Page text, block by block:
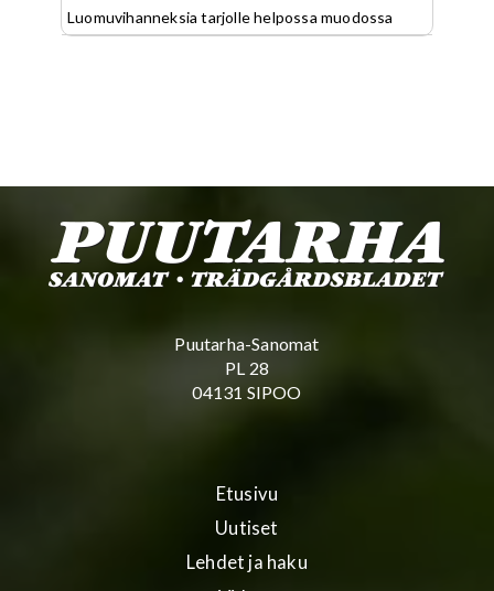
Luomuvihanneksia tarjolle helpossa muodossa
Puutarha-Sanomat
PL 28
04131 SIPOO
Etusivu
Uutiset
Lehdet ja haku